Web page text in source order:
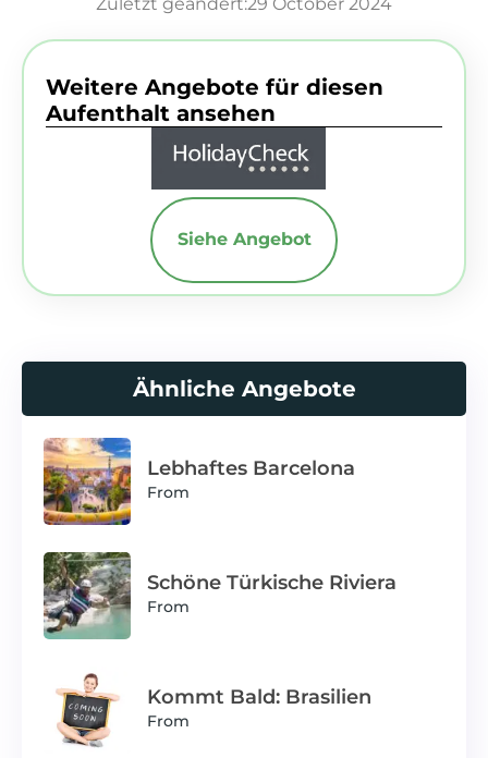
Weitere Angebote für diesen
Aufenthalt ansehen
Siehe Angebot
Ähnliche Angebote
Lebhaftes Barcelona
From
Schöne Türkische Riviera
From
Kommt Bald: Brasilien
From